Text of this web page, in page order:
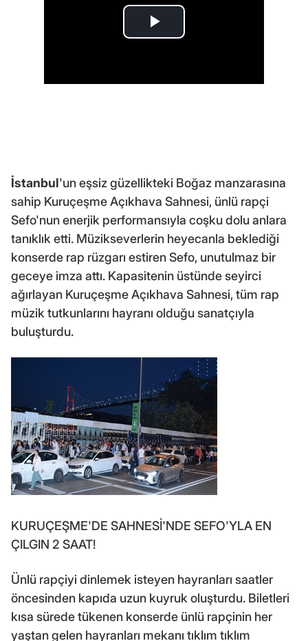
İstanbul'un eşsiz güzellikteki Boğaz manzarasına
sahip Kuruçeşme Açıkhava Sahnesi, ünlü rapçi
Sefo'nun enerjik performansıyla coşku dolu anlara
tanıklık etti. Müzikseverlerin heyecanla beklediği
konserde rap rüzgarı estiren Sefo, unutulmaz bir
geceye imza attı. Kapasitenin üstünde seyirci
ağırlayan Kuruçeşme Açıkhava Sahnesi, tüm rap
müzik tutkunlarını hayranı olduğu sanatçıyla
buluşturdu.
KURUÇEŞME'DE SAHNESİ'NDE SEFO'YLA EN
ÇILGIN 2 SAAT!
Ünlü rapçiyi dinlemek isteyen hayranları saatler
öncesinden kapıda uzun kuyruk oluşturdu. Biletleri
kısa sürede tükenen konserde ünlü rapçinin her
yaştan gelen hayranları mekanı tıklım tıklım